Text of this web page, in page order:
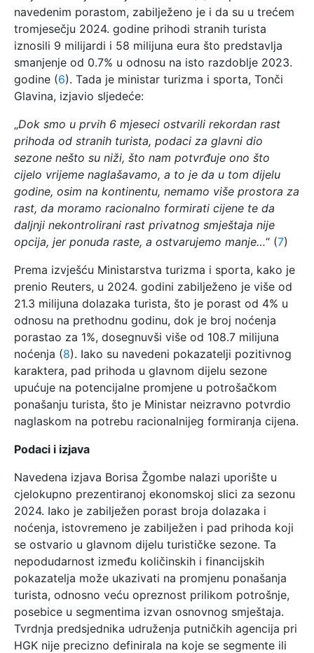
navedenim porastom, zabilježeno je i da su u trećem
tromjesečju 2024. godine prihodi stranih turista
iznosili 9 milijardi i 58 milijuna eura što predstavlja
smanjenje od 0.7% u odnosu na isto razdoblje 2023.
godine (6). Tada je ministar turizma i sporta, Tonči
Glavina, izjavio sljedeće:
„Dok smo u prvih 6 mjeseci ostvarili rekordan rast
prihoda od stranih turista, podaci za glavni dio
sezone nešto su niži, što nam potvrđuje ono što
cijelo vrijeme naglašavamo, a to je da u tom dijelu
godine, osim na kontinentu, nemamo više prostora za
rast, da moramo racionalno formirati cijene te da
daljnji nekontrolirani rast privatnog smještaja nije
opcija, jer ponuda raste, a ostvarujemo manje…“ (7)
Prema izvješću Ministarstva turizma i sporta, kako je
prenio Reuters, u 2024. godini zabilježeno je više od
21.3 milijuna dolazaka turista, što je porast od 4% u
odnosu na prethodnu godinu, dok je broj noćenja
porastao za 1%, dosegnuvši više od 108.7 milijuna
noćenja (8). Iako su navedeni pokazatelji pozitivnog
karaktera, pad prihoda u glavnom dijelu sezone
upućuje na potencijalne promjene u potrošačkom
ponašanju turista, što je Ministar neizravno potvrdio
naglaskom na potrebu racionalnijeg formiranja cijena.
Podaci i izjava
Navedena izjava Borisa Žgombe nalazi uporište u
cjelokupno prezentiranoj ekonomskoj slici za sezonu
2024. Iako je zabilježen porast broja dolazaka i
noćenja, istovremeno je zabilježen i pad prihoda koji
se ostvario u glavnom dijelu turističke sezone. Ta
nepodudarnost između količinskih i financijskih
pokazatelja može ukazivati na promjenu ponašanja
turista, odnosno veću opreznost prilikom potrošnje,
posebice u segmentima izvan osnovnog smještaja.
Tvrdnja predsjednika udruženja putničkih agencija pri
HGK nije precizno definirala na koje se segmente ili